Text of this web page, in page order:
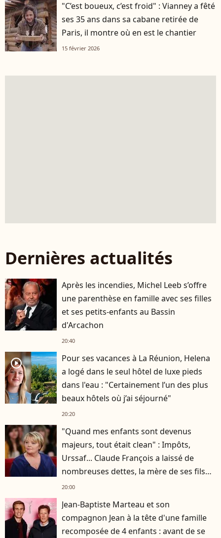
"C’est boueux, c’est froid" : Vianney a fêté
ses 35 ans dans sa cabane retirée de
Paris, il montre où en est le chantier
15 février 2026
Dernières actualités
Après les incendies, Michel Leeb s’offre
une parenthèse en famille avec ses filles
et ses petits-enfants au Bassin
d'Arcachon
20:40
player2
Pour ses vacances à La Réunion, Helena
a logé dans le seul hôtel de luxe pieds
dans l'eau : "Certainement l’un des plus
beaux hôtels où j’ai séjourné"
20:20
"Quand mes enfants sont devenus
majeurs, tout était clean" : Impôts,
Urssaf... Claude François a laissé de
nombreuses dettes, la mère de ses fils
s'est occupée de tout
20:00
Jean-Baptiste Marteau et son
compagnon Jean à la tête d'une famille
recomposée de 4 enfants : avant de se